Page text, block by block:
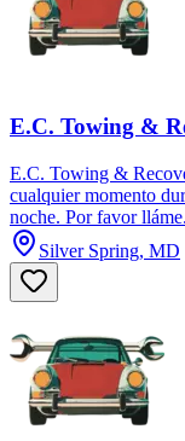
E.C. Towing &
E.C. Towing &
cualquier momento
noche. Por favor
Silver Spring, MD